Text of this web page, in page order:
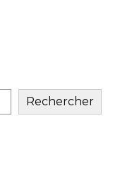
Rechercher